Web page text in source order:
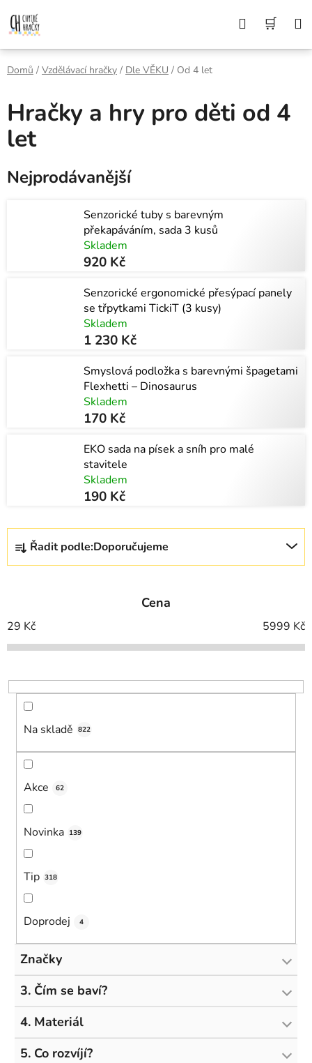
na
obsah
Z DŮVODU DOVOLENÉ BUDEME VAŠE
OBJEDNÁVKY ODESÍLAT AŽ 10. 8. DĚKUJEME
ZA POCHOPENÍ A PŘEJEME KRÁSNÉ LÉTO🌞
Hledat
Domů / Vzdělávací hračky / Dle VĚKU / Od 4 let
Hračky a hry pro děti od 4
let
Nejprodávanější
Senzorické tuby s barevným
překapáváním, sada 3 kusů
Skladem
920 Kč
Senzorické ergonomické přesýpací panely
se třpytkami TickiT (3 kusy)
Skladem
1 230 Kč
Smyslová podložka s barevnými špagetami
Flexhetti – Dinosaurus
Skladem
170 Kč
EKO sada na písek a sníh pro malé
stavitele
Skladem
190 Kč
Ř
z
í
p
o
d
Řadit podle:Doporučujeme
Cena
29 Kč 5999 Kč
Na skladě 822
Akce 62
Novinka 139
Tip 318
Doprodej 4
Značky
3. Čím se baví?
4. Materiál
5. Co rozvíjí?